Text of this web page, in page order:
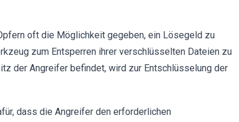
oft die Möglichkeit gegeben, ein Lösegeld zu
zum Entsperren ihrer verschlüsselten Dateien zu
der Angreifer befindet, wird zur Entschlüsselung der
dass die Angreifer den erforderlichen